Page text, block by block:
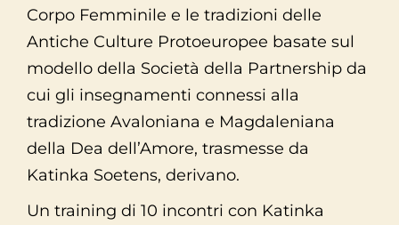
Corpo Femminile e le tradizioni delle
Antiche Culture Protoeuropee basate sul
modello della Società della Partnership da
cui gli insegnamenti connessi alla
tradizione Avaloniana e Magdaleniana
della Dea dell’Amore, trasmesse da
Katinka Soetens, derivano.
Un training di 10 incontri con Katinka